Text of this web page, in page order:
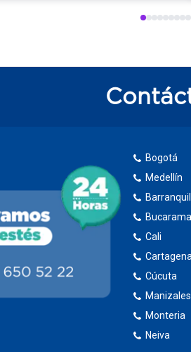
Bogotá
Medellín
Cali
Cartagena
Cúcuta
Manizales
Monteria
Neiva